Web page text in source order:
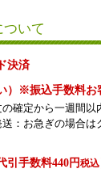
ついて
決済
）※振込手数料お
確定から一週間以
：お急ぎの場合は
引手数料440円税込